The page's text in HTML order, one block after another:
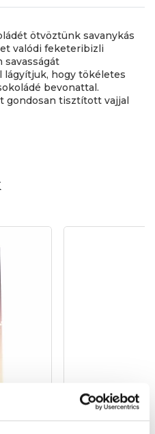
ötvöztünk savanykás
valódi feketeribizli
lágyítjuk, hogy tökéletes
bevonattal.
gondosan tisztított vajjal